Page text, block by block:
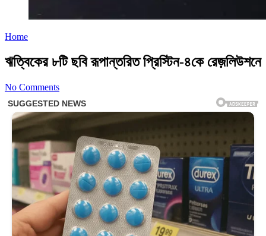
Home
ঋত্বিকের ৮টি ছবি রূপান্তরিত প্রিস্টিন-৪কে রেজ়লিউশনে
No Comments